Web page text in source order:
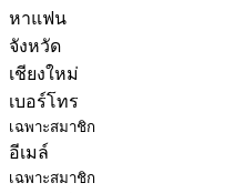
หาแฟน
จังหวัด
เชียงใหม่
เบอร์โทร
เฉพาะสมาชิก
อีเมล์
เฉพาะสมาชิก